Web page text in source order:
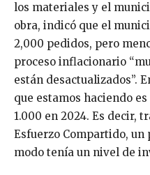
los materiales y el
obra, indicó que el
2,000 pedidos, pero
proceso inflacionario
están desactualizados”.
que estamos haciendo
1.000 en 2024. Es decir,
Esfuerzo Compartido,
modo tenía un nivel de